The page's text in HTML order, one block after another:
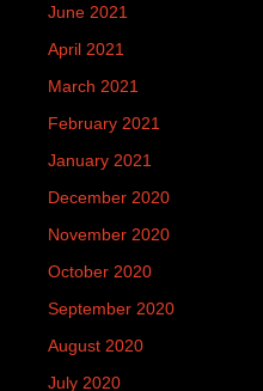
June 2021
April 2021
March 2021
February 2021
January 2021
December 2020
November 2020
October 2020
September 2020
August 2020
July 2020